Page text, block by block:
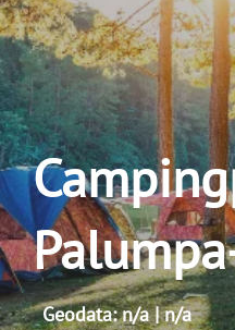
Geodata: n/a | n/a